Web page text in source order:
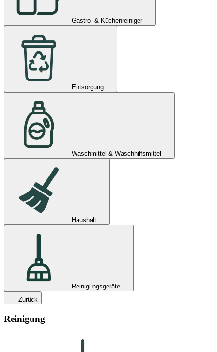
Gastro- & Küchenreiniger
Entsorgung
Waschmittel & Waschhilfsmittel
Haushalt
Reinigungsgeräte
Zurück
Reinigung